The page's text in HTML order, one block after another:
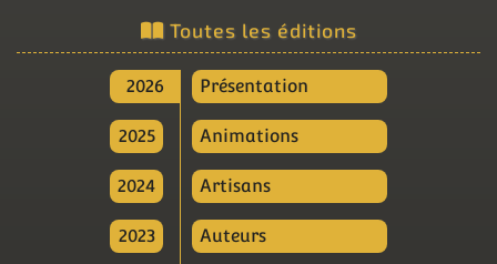
Toutes les éditions
2026
2025
2024
2023
Présentation
Animations
Artisans
Auteurs